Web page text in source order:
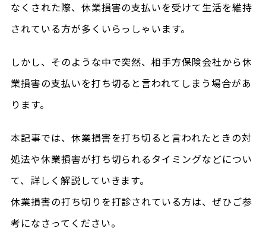
なくされた際、休業損害の支払いを受けて生活を維持
されている方が多くいらっしゃいます。
しかし、そのような中で突然、相手方保険会社から休
業損害の支払いを打ち切ると言われてしまう場合があ
ります。
本記事では、休業損害を打ち切ると言われたときの対
処法や休業損害が打ち切られるタイミングなどについ
て、詳しく解説していきます。
休業損害の打ち切りを打診されている方は、ぜひご参
考になさってください。